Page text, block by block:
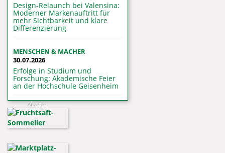
Design-Relaunch bei Valensina:
Moderner Markenauftritt für
mehr Sichtbarkeit und klare
Differenzierung
MENSCHEN & MACHER
30.07.2026
Erfolge in Studium und
Forschung: Akademische Feier
an der Hochschule Geisenheim
Anzeige: